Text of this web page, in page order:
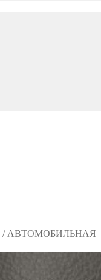
/ АВТОМОБИЛЬНАЯ